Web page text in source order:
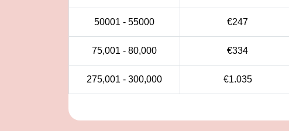
50001 - 55000 €247
75,001 - 80,000 €334
275,001 - 300,000 €1.035